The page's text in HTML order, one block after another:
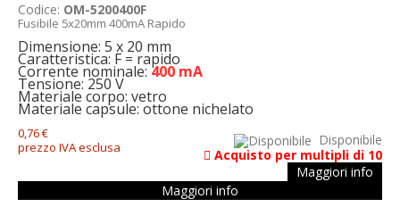
Codice: OM-5200400F
Fusibile 5x20mm 400mA Rapido
Dimensione: 5 x 20 mm
Caratteristica: F = rapido
Corrente nominale:400 mA
Tensione: 250 V
Materiale corpo: vetro
Materiale capsule: ottone nichelato
0,76 €
prezzo IVA esclusa
Disponibile
Acquisto per multipli di 10
Maggiori info
Maggiori info